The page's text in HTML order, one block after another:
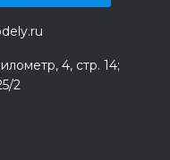
4, стр. 14;
2